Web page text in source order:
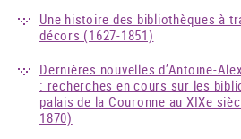
Une histoire des bibliothèques à
décors (1627-1851)
Dernières nouvelles d’Antoine-
: recherches en cours sur les
palais de la Couronne au XIXe
1870)